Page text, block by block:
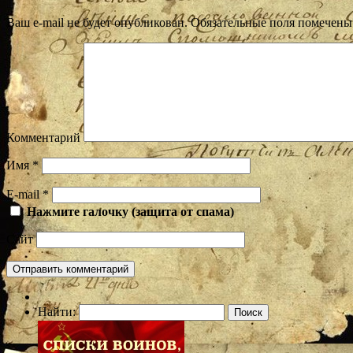
Ваш e-mail не будет опубликован.Обязательные поля
Комментарий
Имя*
E-mail*
Нажмите галочку (защита от спама)
Сайт
Найти: